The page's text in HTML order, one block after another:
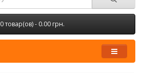
0 товар(ов) - 0.00 грн.